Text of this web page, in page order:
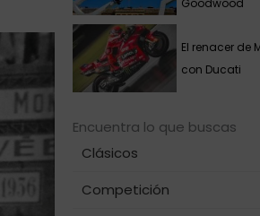
El renacer de
con Ducati
Encuentra lo que buscas
Clásicos
Competición